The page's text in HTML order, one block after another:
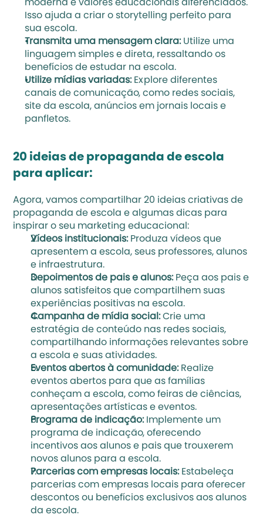
moderna e valores educacionais diferenciados.
Isso ajuda a criar o storytelling perfeito para
sua escola.
Transmita uma mensagem clara: Utilize uma
linguagem simples e direta, ressaltando os
benefícios de estudar na escola.
Utilize mídias variadas: Explore diferentes
canais de comunicação, como redes sociais,
site da escola, anúncios em jornais locais e
panfletos.
20 ideias de propaganda de escola
para aplicar:
Agora, vamos compartilhar 20 ideias criativas de
propaganda de escola e algumas dicas para
inspirar o seu marketing educacional:
Vídeos institucionais: Produza vídeos que
apresentem a escola, seus professores, alunos
e infraestrutura.
Depoimentos de pais e alunos: Peça aos pais e
alunos satisfeitos que compartilhem suas
experiências positivas na escola.
Campanha de mídia social: Crie uma
estratégia de conteúdo nas redes sociais,
compartilhando informações relevantes sobre
a escola e suas atividades.
Eventos abertos à comunidade: Realize
eventos abertos para que as famílias
conheçam a escola, como feiras de ciências,
apresentações artísticas e eventos.
Programa de indicação: Implemente um
programa de indicação, oferecendo
incentivos aos alunos e pais que trouxerem
novos alunos para a escola.
Parcerias com empresas locais: Estabeleça
parcerias com empresas locais para oferecer
descontos ou benefícios exclusivos aos alunos
da escola.